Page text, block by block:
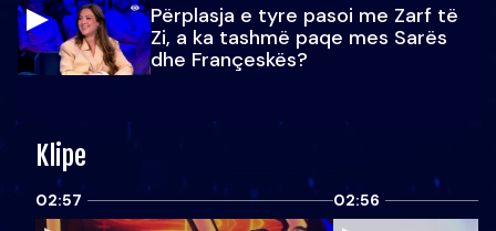
Përplasja e tyre pasoi me Zarf të
Zi, a ka tashmë paqe mes Sarës
dhe Françeskës?
Klipe
02:57 02:56